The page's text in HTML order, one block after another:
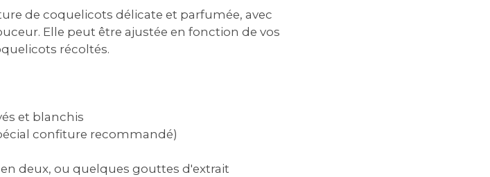
de coquelicots délicate et parfumée‚ avec
Elle peut être ajustée en fonction de vos
récoltés.
et blanchis
confiture recommandé)
deux‚ ou quelques gouttes d'extrait